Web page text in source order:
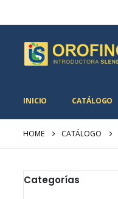
INICIO CATÁLOGO
HOME CATÁLOGO
Categorías